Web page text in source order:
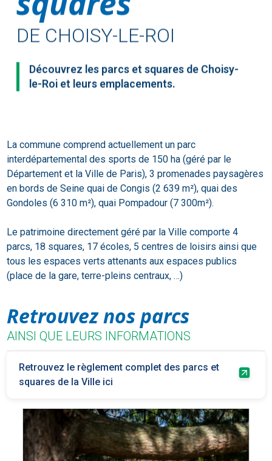
DE CHOISY-LE-ROI
Découvrez les parcs et squares de Choisy-
le-Roi et leurs emplacements.
La commune comprend actuellement un parc
interdépartemental des sports de 150 ha (géré par le
Département et la Ville de Paris), 3 promenades paysagères
en bords de Seine quai de Congis (2 639 m²), quai des
Gondoles (6 310 m²), quai Pompadour (7 300m²).
Le patrimoine directement géré par la Ville comporte 4
parcs, 18 squares, 17 écoles, 5 centres de loisirs ainsi que
tous les espaces verts attenants aux espaces publics
(place de la gare, terre-pleins centraux, …)
Retrouvez nos parcs
AINSI QUE LEURS INFORMATIONS
Retrouvez le règlement complet des parcs et
squares de la Ville ici